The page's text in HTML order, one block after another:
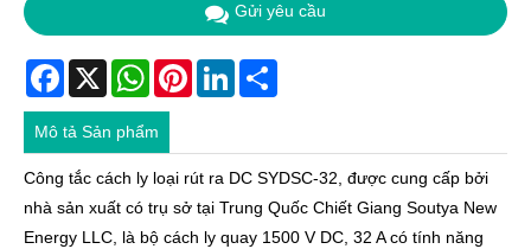
Gửi yêu cầu
Facebook
X WhatsAppPinterestLinkedIn
Mô tả Sản phẩm
Công tắc cách ly loại rút ra DC SYDSC-32, được cung cấp bởi
nhà sản xuất có trụ sở tại Trung Quốc Chiết Giang Soutya New
Energy LLC, là bộ cách ly quay 1500 V DC, 32 A có tính năng